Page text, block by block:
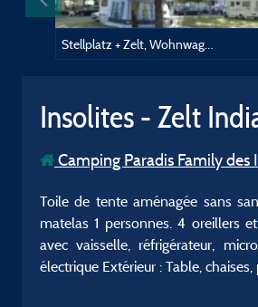
Insolites - Zelt
Camping Paradis Family des
Toile de tente aménagée sans
matelas 1 personnes. 4 oreillers
avec vaisselle, réfrigérateur,
électrique Extérieur : Table,